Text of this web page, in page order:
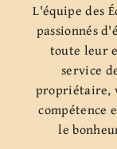
L'équipe des
passionnés
toute leur
service
propriétaire,
compétence
le